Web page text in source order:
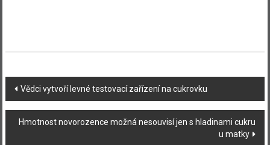
Navigace
příspěvku
Vědci vytvoří levné testovací zařízení na cukrovku
Hmotnost novorozence možná nesouvisí jen s hladinami cukru
u matky